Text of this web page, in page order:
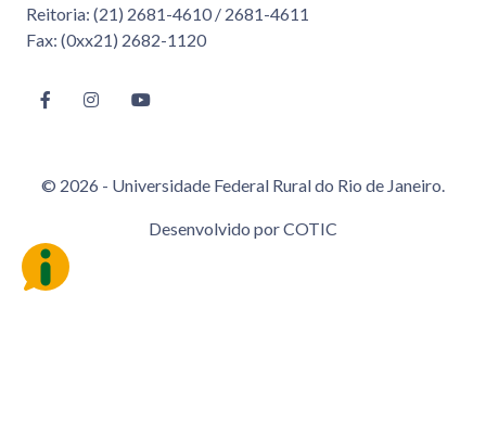
Reitoria: (21) 2681-4610 / 2681-4611
Fax: (0xx21) 2682-1120
© 2026 - Universidade Federal Rural do Rio de Janeiro.
Desenvolvido porCOTIC